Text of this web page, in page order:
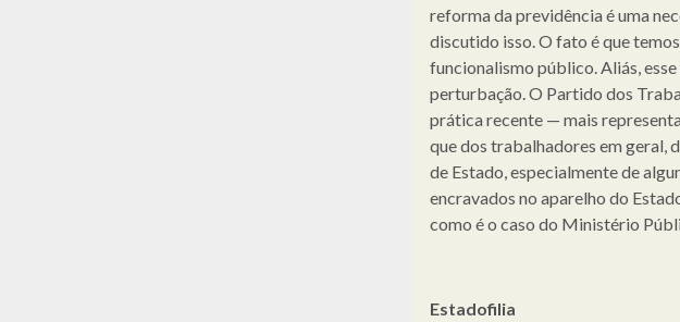
reforma da previdência é uma
discutido isso. O fato é que
funcionalismo público. Aliás,
perturbação. O Partido dos
prática recente — mais
que dos trabalhadores em geral,
de Estado, especialmente de
encravados no aparelho do
como é o caso do Ministério
Estadofilia